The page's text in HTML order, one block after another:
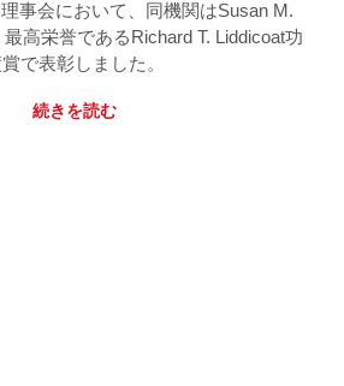
事会において、同機関はSusan M.
高栄誉であるRichard T. Liddicoat功
で表彰しました。
続きを読む